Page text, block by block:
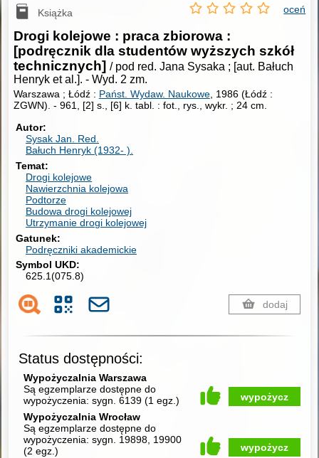
Książka oceń
Drogi kolejowe : praca zbiorowa :
[podręcznik dla studentów wyższych szkół
technicznych] / pod red. Jana Sysaka ; [aut. Bałuch
Henryk et al.]. - Wyd. 2 zm.
Warszawa ; Łódź : Państ. Wydaw. Naukowe, 1986 (Łódź :
ZGWN). - 961, [2] s., [6] k. tabl. : fot., rys., wykr. ; 24 cm.
Autor
Sysak Jan. Red.
Bałuch Henryk (1932- ).
Temat
Drogi kolejowe
Nawierzchnia kolejowa
Podtorze
Budowa drogi kolejowej
Utrzymanie drogi kolejowej
Gatunek
Podręczniki akademickie
Symbol UKD
625.1(075.8)
dodaj
Status dostępności:
Wypożyczalnia Warszawa
Są egzemplarze dostępne do
wypożyczenia:sygn. 6139(1 egz.)
wypożycz
Wypożyczalnia Wrocław
Są egzemplarze dostępne do
wypożyczenia:sygn. 19898, 19900
(2 egz.)
wypożycz